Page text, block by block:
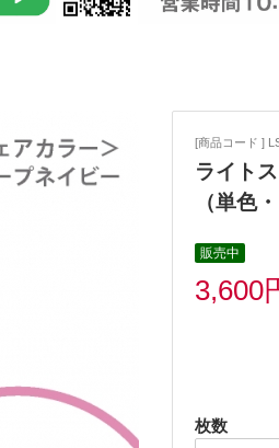
[商品コード ]
ライト
（単色
販売中
3,600
枚数